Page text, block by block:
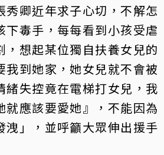
秀卿近年求子心切，不解怎
下毒手，每每看到小孩受虐
，想起某位獨自扶養女兒的
我到她家，她女兒就不會被
緒失控竟在電梯打女兒，我
就應該要愛她』，不能因為
洩」，並呼籲大眾伸出援手